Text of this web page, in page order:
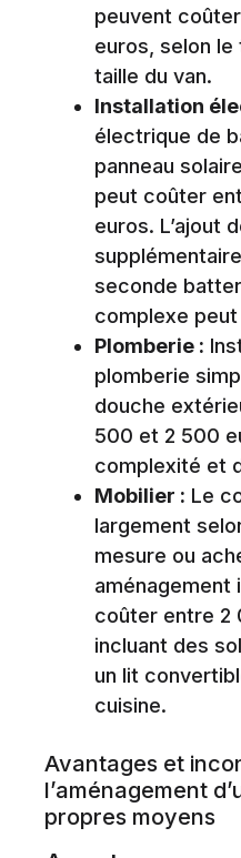
peuvent
euros, selon le
taille du van.
Installation
électrique de
panneau
peut coûter
euros. L’ajout
seconde
complexe
Plomberie :
plomberie
douche
500 et 2 500
complexité et
Mobilier : Le
largement
mesure ou
aménagement
coûter entre 2
incluant des
un lit
cuisine.
Avantages et
l’aménagement
propres moyens